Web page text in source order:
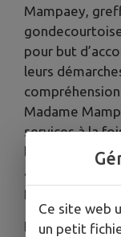
Mampaey,
pour but
leurs
Madame
services à la
les
administratif et
procédures
Les
Ce site web
un petit